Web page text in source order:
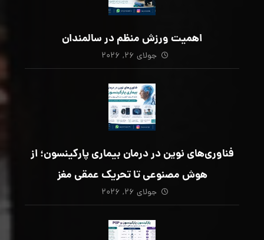
اهمیت ورزش منظم در سالمندان
جولای ۲۶, ۲۰۲۶
فناوری‌های نوین در درمان بیماری پارکینسون؛ از
هوش مصنوعی تا تحریک عمقی مغز
جولای ۲۶, ۲۰۲۶